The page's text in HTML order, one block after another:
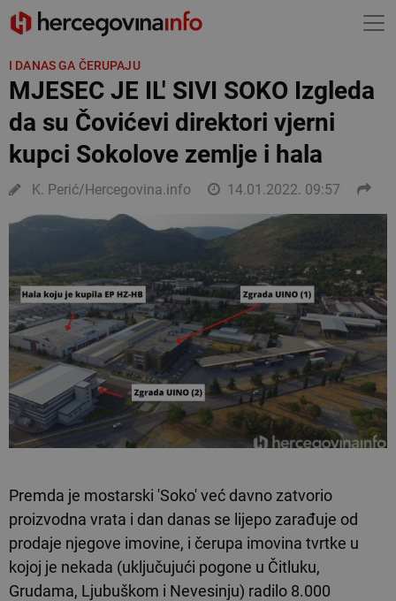
I DANAS GA ČERUPAJU
MJESEC JE IL' SIVI SOKO Izgleda
da su Čovićevi direktori vjerni
kupci Sokolove zemlje i hala
K. Perić/Hercegovina.info 14.01.2022. 09:57
Premda je mostarski 'Soko' već davno zatvorio
proizvodna vrata i dan danas se lijepo zarađuje od
prodaje njegove imovine, i čerupa imovina tvrtke u
kojoj je nekada (uključujući pogone u Čitluku,
Grudama, Ljubuškom i Nevesinju) radilo 8.000